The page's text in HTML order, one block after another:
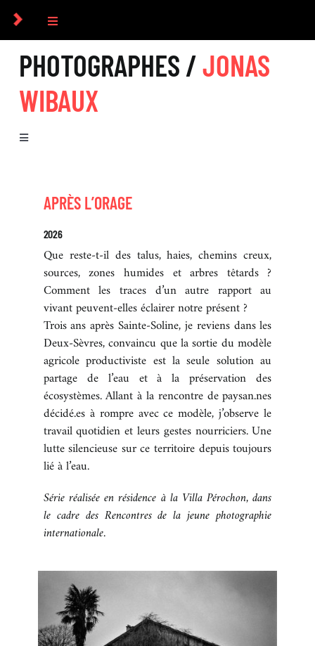
Passer
contenu
Toggle
Navigation
COLLECTIF
PHOTOGRAPHES
CULTUREL
RECHERCHE D’IMAGES
BOUTIQUE
CONTACT
PHOTOGRAPHES /JONAS
WIBAUX
Toggle
APRÈS L’ORAGE
2026
Que reste-t-il des talus, haies, chemins creux,
sources, zones humides et arbres têtards ?
Comment les traces d’un autre rapport au
vivant peuvent-elles éclairer notre présent ?
Trois ans après Sainte-Soline, je reviens dans les
Deux-Sèvres, convaincu que la sortie du modèle
agricole productiviste est la seule solution au
partage de l’eau et à la préservation des
écosystèmes. Allant à la rencontre de paysan.nes
décidé.es à rompre avec ce modèle, j’observe le
travail quotidien et leurs gestes nourriciers. Une
lutte silencieuse sur ce territoire depuis toujours
lié à l’eau.
Série réalisée en résidence à la Villa Pérochon, dans
le cadre des Rencontres de la jeune photographie
internationale.